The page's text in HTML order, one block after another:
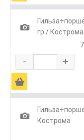
1
гр / Кострома
- +
Ä
1
Кострома